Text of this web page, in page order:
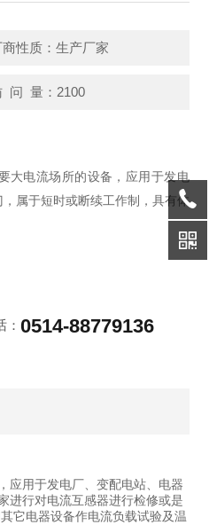
商性质：生产厂家
问 量：2100
大电流场所的设备，应用于发电
属于短时或断续工作制，具有体
：0514-88779136
应用于发电厂、变配电站、电器
进行对电流互感器进行检修或是
它电器设备作电流负载试验及温